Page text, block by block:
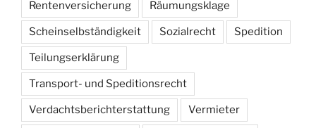
Rentenversicherung Räumungsklage
Scheinselbständigkeit Sozialrecht Spedition
Teilungserklärung
Transport- und Speditionsrecht
Verdachtsberichterstattung Vermieter